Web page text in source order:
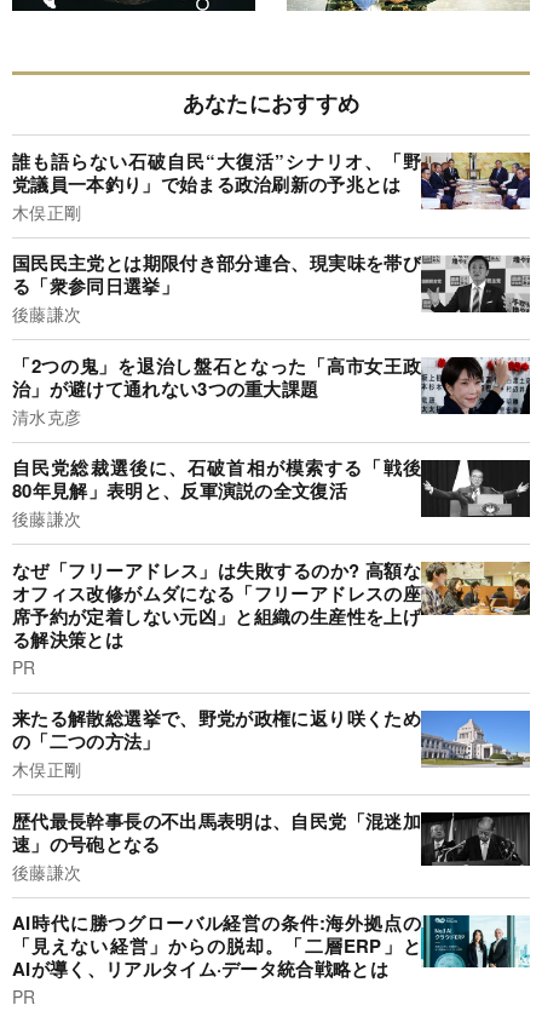
あなたにおすすめ
誰も語らない石破自民“大復活”シナリオ、「野
党議員一本釣り」で始まる政治刷新の予兆とは
木俣正剛
国民民主党とは期限付き部分連合、現実味を帯び
る「衆参同日選挙」
後藤謙次
「2つの鬼」を退治し盤石となった「高市女王政
治」が避けて通れない3つの重大課題
清水克彦
自民党総裁選後に、石破首相が模索する「戦後
80年見解」表明と、反軍演説の全文復活
後藤謙次
なぜ「フリーアドレス」は失敗するのか? 高額な
オフィス改修がムダになる「フリーアドレスの座
席予約が定着しない元凶」と組織の生産性を上げ
る解決策とは
PR
来たる解散総選挙で、野党が政権に返り咲くため
の「二つの方法」
木俣正剛
歴代最長幹事長の不出馬表明は、自民党「混迷加
速」の号砲となる
後藤謙次
AI時代に勝つグローバル経営の条件:海外拠点の
「見えない経営」からの脱却。「二層ERP」と
AIが導く、リアルタイム·データ統合戦略とは
PR